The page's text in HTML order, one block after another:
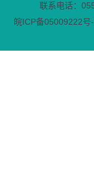
联系电话：
皖ICP备05009222号